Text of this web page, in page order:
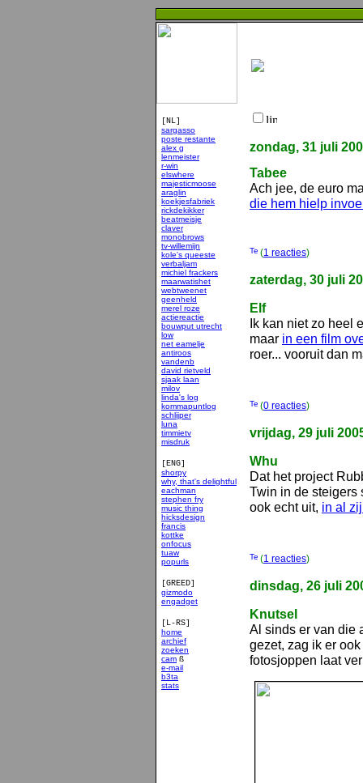
[NL]
sargasso
poste restante
alex g
lenmeister
r-win
elswhere
majesticmoose
araglin
koekjesfabriek
rickdekikker
beatmeisje
claver
monobrows
tv-willemijn
kole's queeste
verbaljam
michiel frackers
maarwatishet
webtweenet
geenheld
merel roze
actiereactie
bouwput utrecht
low
net eamelje
antiroos
vandenb
david rietveld
sjaak laan
milov
linda's log
kommapuntlog
schlijper
luna
timmietv
misdruk
[ENG]
shorpy
why, that's delightful
eachman
stephen fry
music thing
hicksdesign
francis
kottke
onfocus
tuaw
popurls
[GREED]
gizmodo
engadget
[L-RS]
home
archief
zoeken
cam ß
e-mail
b3ta
stats
zondag, 31 juli
Tabee
Ach jee, de euro
die hem hielp
(1 reacties)
zaterdag, 30 juli
Elf
Ik kan niet zo heel
maar in een film
roer... vooruit dan
(0 reacties)
vrijdag, 29 juli
Whu
Dat het project
Twin in de steigers
ook echt uit, in al
(1 reacties)
dinsdag, 26 juli
Knutsel
Al sinds er van die
gezet, zag ik er
fotosjoppen laat